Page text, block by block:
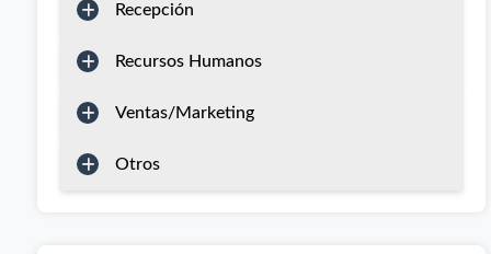
Recepción
Recursos Humanos
Ventas/Marketing
Otros